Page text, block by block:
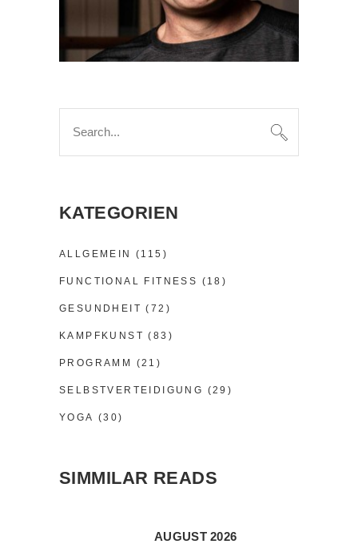
for:
KATEGORIEN
ALLGEMEIN (115)
FUNCTIONAL FITNESS (18)
GESUNDHEIT (72)
KAMPFKUNST (83)
PROGRAMM (21)
SELBSTVERTEIDIGUNG (29)
YOGA (30)
SIMMILAR READS
AUGUST 2026